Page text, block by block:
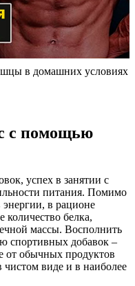
в домашних условиях
с помощью
успех в занятии с
питания. Помимо
энергии, в рационе
количество белка,
массы. Восполнить
спортивных добавок –
от обычных продуктов
чистом виде и в наиболее